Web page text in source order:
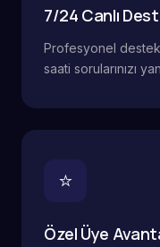
7/24 Canlı
Profesyonel
saati sorularınızı
⭐
Özel Üye